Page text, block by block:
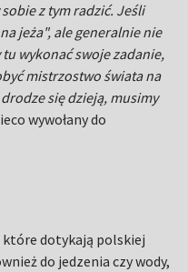
z tym radzić. Jeśli
jeża", ale generalnie nie
wykonać swoje zadanie,
mistrzostwo świata na
się dzieją, musimy
wywołany do
które dotykają polskiej
do jedzenia czy wody,